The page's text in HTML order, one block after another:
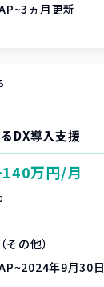
ヵ月更新
DX導入支援
万円/月
その他）
年9月30日（延長可能性あり）